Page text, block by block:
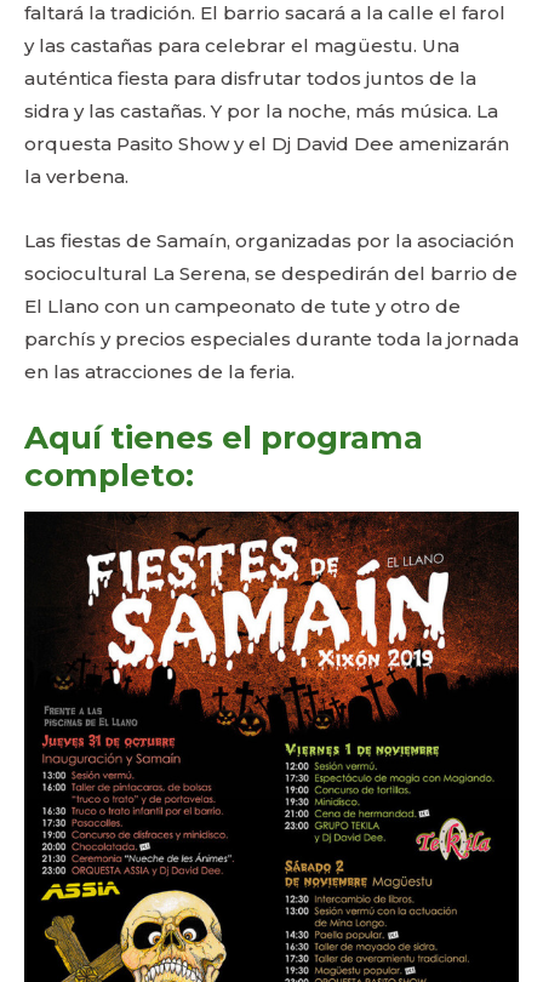
faltará la tradición. El barrio sacará a la calle el farol
y las castañas para celebrar el magüestu. Una
auténtica fiesta para disfrutar todos juntos de la
sidra y las castañas. Y por la noche, más música. La
orquesta Pasito Show y el Dj David Dee amenizarán
la verbena.
Las fiestas de Samaín, organizadas por la asociación
sociocultural La Serena, se despedirán del barrio de
El Llano con un campeonato de tute y otro de
parchís y precios especiales durante toda la jornada
en las atracciones de la feria.
Aquí tienes el programa
completo: